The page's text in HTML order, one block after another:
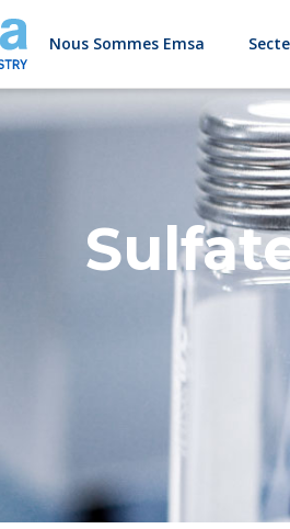
Nous Sommes Emsa